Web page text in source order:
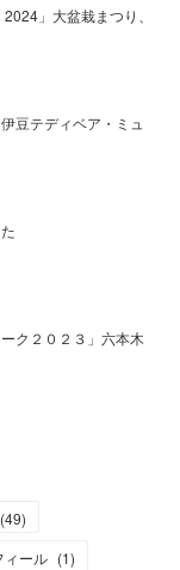
」大盆栽まつり、
豆テディベア・ミュ
ク２０２３」六本木
(49)
ィール (1)